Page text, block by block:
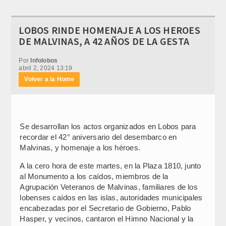
LOBOS RINDE HOMENAJE A LOS HEROES
DE MALVINAS, A 42 AÑOS DE LA GESTA
PorInfolobos
abril 2, 2024 13:19
Volver a la Home
Se desarrollan los actos organizados en Lobos para
recordar el 42° aniversario del desembarco en
Malvinas, y homenaje a los héroes.
A la cero hora de este martes, en la Plaza 1810, junto
al Monumento a los caídos, miembros de la
Agrupación Veteranos de Malvinas, familiares de los
lobenses caídos en las islas, autoridades municipales
encabezadas por el Secretario de Gobierno, Pablo
Hasper, y vecinos, cantaron el Himno Nacional y la